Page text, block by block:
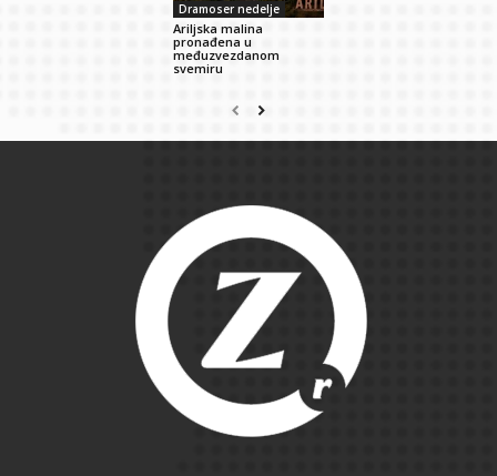
Dramoser nedelje
Ariljska malina
pronađena u
međuzvezdanom
svemiru